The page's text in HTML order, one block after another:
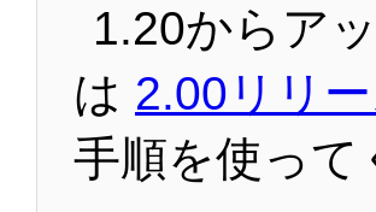
1.20からア
は 2.00リリ
手順を使って